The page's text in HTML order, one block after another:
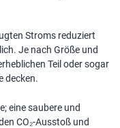
Stroms reduziert
Je nach Größe und
Teil oder sogar
decken.
eine saubere und
CO₂-Ausstoß und